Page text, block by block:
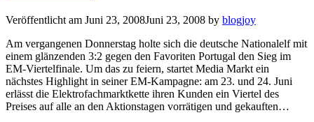
Veröffentlicht am Juni 23, 2008Juni 23, 2008 by blogjoy
Am vergangenen Donnerstag holte sich die deutsche Nationalelf mit
einem glänzenden 3:2 gegen den Favoriten Portugal den Sieg im
EM-Viertelfinale. Um das zu feiern, startet Media Markt ein
nächstes Highlight in seiner EM-Kampagne: am 23. und 24. Juni
erlässt die Elektrofachmarktkette ihren Kunden ein Viertel des
Preises auf alle an den Aktionstagen vorrätigen und gekauften…